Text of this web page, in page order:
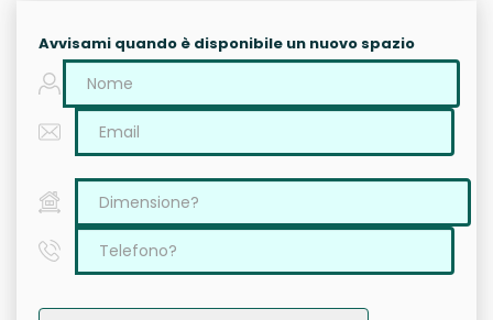
Avvisami quando è disponibile un nuovo spazio